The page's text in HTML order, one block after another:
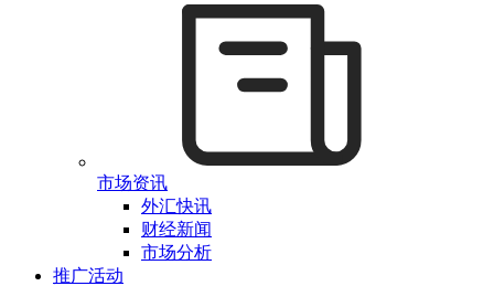
市场资讯
外汇快讯
财经新闻
市场分析
推广活动